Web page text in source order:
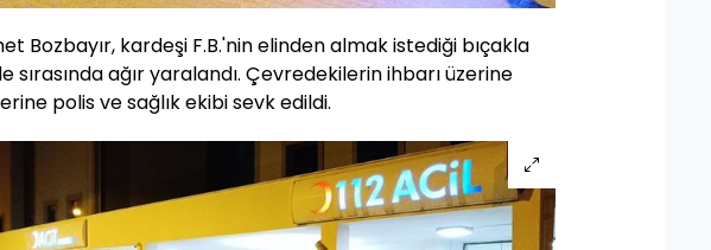
Bozbayır, kardeşi F.B.'nin elinden almak istediği bıçakla
sırasında ağır yaralandı. Çevredekilerin ihbarı üzerine
polis ve sağlık ekibi sevk edildi.